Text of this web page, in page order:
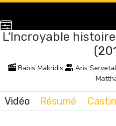
L’Incroyable
Babis Makridis
Aris
Vidéo Résumé